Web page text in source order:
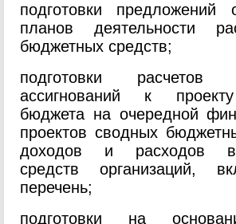
подготовки предложений
планов деятельности
бюджетных средств;
подготовки расчетов
ассигнований к
бюджета на очередной
проектов сводных
доходов и расходов
средств организаций,
перечень;
подготовки на